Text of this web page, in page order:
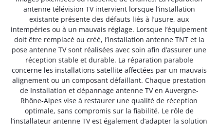
antenne télévision TV intervient lorsque l’installation
existante présente des défauts liés à l’usure, aux
intempéries ou à un mauvais réglage. Lorsque l’équipement
doit être remplacé ou créé, l’installation antenne TNT et la
pose antenne TV sont réalisées avec soin afin d’assurer une
réception stable et durable. La réparation parabole
concerne les installations satellite affectées par un mauvais
alignement ou un composant défaillant. Chaque prestation
de Installation et dépannage antenne TV en Auvergne-
Rhône-Alpes vise à restaurer une qualité de réception
optimale, sans compromis sur la fiabilité. Le rôle de
l’installateur antenne TV est également d’adapter la solution